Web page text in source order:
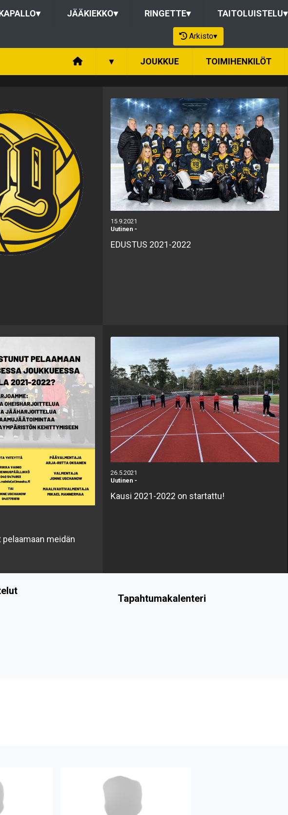
▾ JÄÄKIEKKO▾ RINGETTE▾ TAITOLUISTELU▾
Arkisto▾
▾ JOUKKUE TOIMIHENKILÖT
15.9.2021
Uutinen -
EDUSTUS 2021-2022
meidän
26.5.2021
Uutinen -
Kausi 2021-2022 on startattu!
Tapahtumakalenteri